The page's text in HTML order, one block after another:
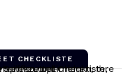
CHECKLISTE